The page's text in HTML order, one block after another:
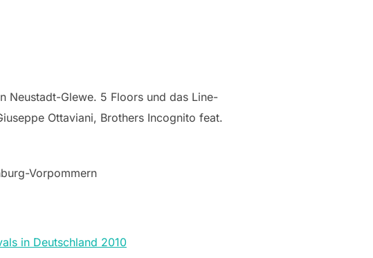
Neustadt-Glewe. 5 Floors und das Line-
Ottaviani, Brothers Incognito feat.
Vorpommern
in Deutschland 2010